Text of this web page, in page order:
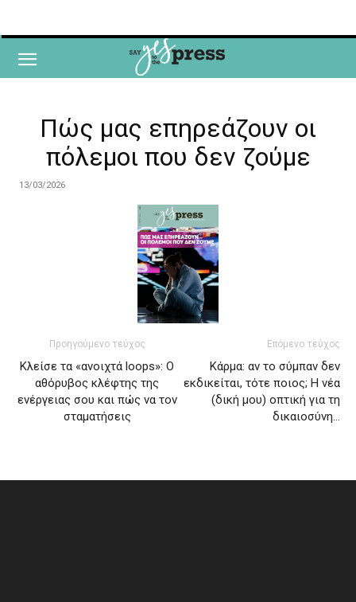
Πώς μας επηρεάζουν οι
πόλεμοι που δεν ζούμε
13/03/2026
Προηγούμενο τεύχος
Κλείσε τα «ανοιχτά loops»: Ο
αθόρυβος κλέφτης της
ενέργειας σου και πώς να τον
σταματήσεις
Επόμενο τεύχος
Κάρμα: αν το σύμπαν δεν
εκδικείται, τότε ποιος; Η νέα
(δική μου) οπτική για τη
δικαιοσύνη…